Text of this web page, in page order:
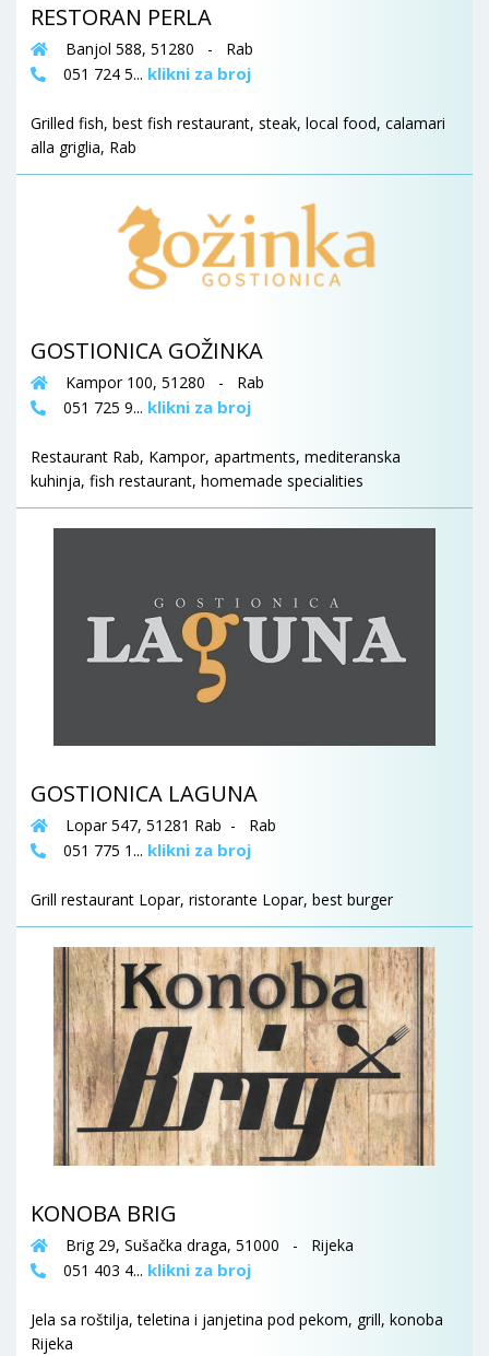
RESTORAN PERLA
Banjol 588, 51280 - Rab
051 724 5... klikni za broj
Grilled fish, best fish restaurant, steak, local food, calamari
alla griglia, Rab
GOSTIONICA GOŽINKA
Kampor 100, 51280 - Rab
051 725 9... klikni za broj
Restaurant Rab, Kampor, apartments, mediteranska
kuhinja, fish restaurant, homemade specialities
GOSTIONICA LAGUNA
Lopar 547, 51281 Rab - Rab
051 775 1... klikni za broj
Grill restaurant Lopar, ristorante Lopar, best burger
KONOBA BRIG
Brig 29, Sušačka draga, 51000 - Rijeka
051 403 4... klikni za broj
Jela sa roštilja, teletina i janjetina pod pekom, grill, konoba
Rijeka